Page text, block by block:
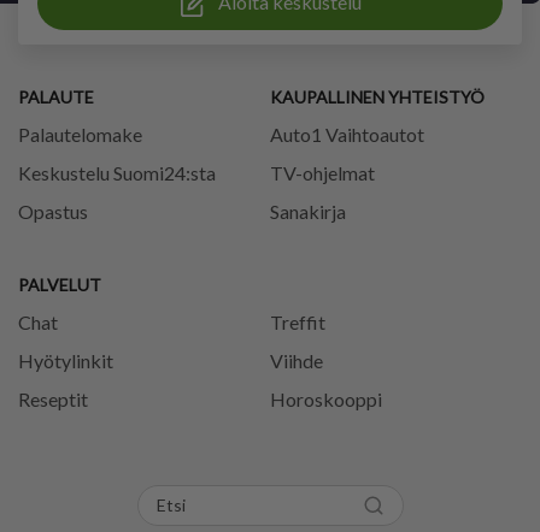
PALAUTE
Palautelomake
Keskustelu Suomi24:sta
Opastus
PALVELUT
Chat
Treffit
Hyötylinkit
Viihde
Reseptit
Horoskooppi
KAUPALLINEN YHTEISTYÖ
Auto1 Vaihtoautot
TV-ohjelmat
Sanakirja